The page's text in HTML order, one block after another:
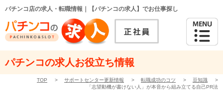
パチンコ店の求人・転職情報｜【パチンコの求人】でお仕事探し
パチンコの求人お役立ち情報
TOP > サポートセンター更新情報 > 転職成功のコツ > 豆知識
>
「志望動機が書けない人」が本音から組み立てる自己PR法